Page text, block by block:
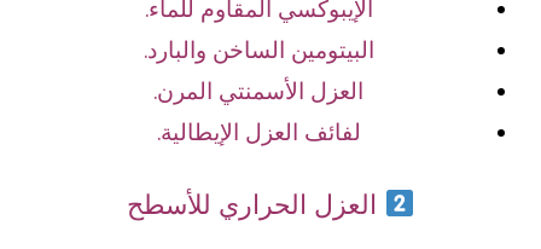
الإيبوكسي المقاوم للماء.
البيتومين الساخن والبارد.
العزل الأسمنتي المرن.
لفائف العزل الإيطالية.
العزل الحراري للأسطح